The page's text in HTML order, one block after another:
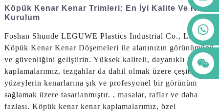
Köpük Kenar Kenar Trimleri: En İyi Kalite Ve Kolay
Kurulum
Foshan Shunde LEGUWE Plastics Industrial Co., Ltd.'nin
Köpük Kenar Kenar Döşemeleri ile alanınızın görünümünü
ve güvenliğini geliştirin. Yüksek kaliteli, dayanıklı köpük
kaplamalarımız, tezgahlar da dahil olmak üzere çeşitli
yüzeylerin kenarlarına şık ve profesyonel bir görünüm
sağlamak üzere tasarlanmıştır. , masalar, raflar ve daha
fazlası. Köpük kenar kenar kaplamalarımız, özel